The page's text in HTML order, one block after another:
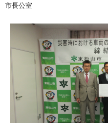
市長公室